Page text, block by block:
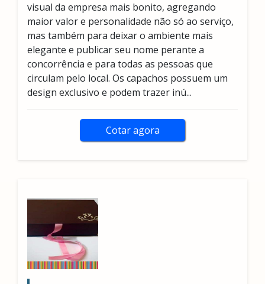
visual da empresa mais bonito, agregando
maior valor e personalidade não só ao serviço,
mas também para deixar o ambiente mais
elegante e publicar seu nome perante a
concorrência e para todas as pessoas que
circulam pelo local. Os capachos possuem um
design exclusivo e podem trazer inú...
Cotar agora